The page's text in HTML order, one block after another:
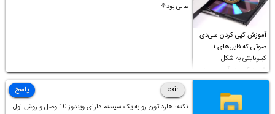
آموزش کپی کردن سی‌دی
صوتی که فایل‌های ۱
کیلوبایتی به شکل
شورت‌کات در آن موجود
است!
عالی بود⚘
exir
نکته: هارد تون رو به یک سیستم دارای ویندوز 10 وصل و روش اول
پاسخ